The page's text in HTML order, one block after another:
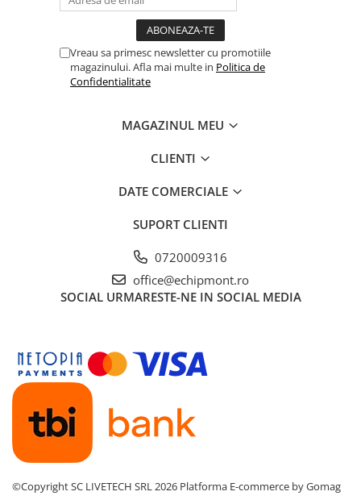
Jachete Ski/Snowboard
Sosete
Alergare
Ciclism
Drumetie
Tricouri/Bluze
Barbati
Femei
Vreau sa primesc newsletter cu promotiile
magazinului. Afla mai multe in Politica de
Confidentialitate
MAGAZINUL MEU
CLIENTI
DATE COMERCIALE
SUPORT CLIENTI
0720009316
office@echipmont.ro
SOCIAL URMARESTE-NE IN SOCIAL MEDIA
©Copyright SC LIVETECH SRL 2026 Platforma E-commerce by Gomag